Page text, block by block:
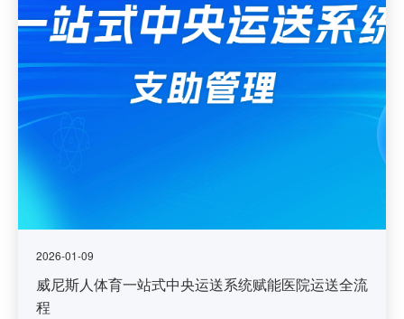
2026-01-09
威尼斯人体育一站式中央运送系统赋能医院运送全流
程